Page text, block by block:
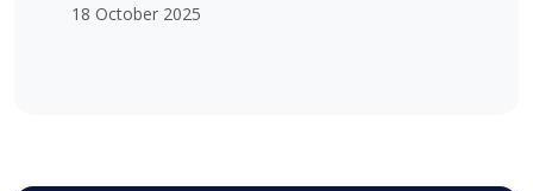
18 October 2025